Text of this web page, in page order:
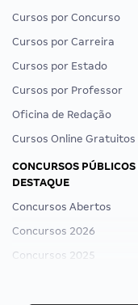
Cursos por Concurso
Cursos por Carreira
Cursos por Estado
Cursos por Professor
Oficina de Redação
Cursos Online Gratuitos
CONCURSOS PÚBLICOS
DESTAQUE
Concursos Abertos
Concursos 2026
Concursos 2025